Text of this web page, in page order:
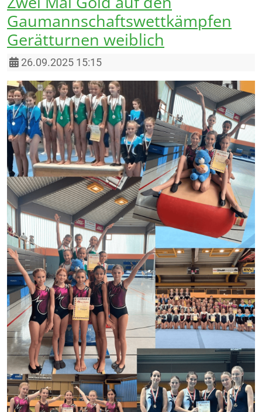
Gaumannschaftswettkämpfen
Gerätturnen weiblich
Details
26.09.2025 15:15